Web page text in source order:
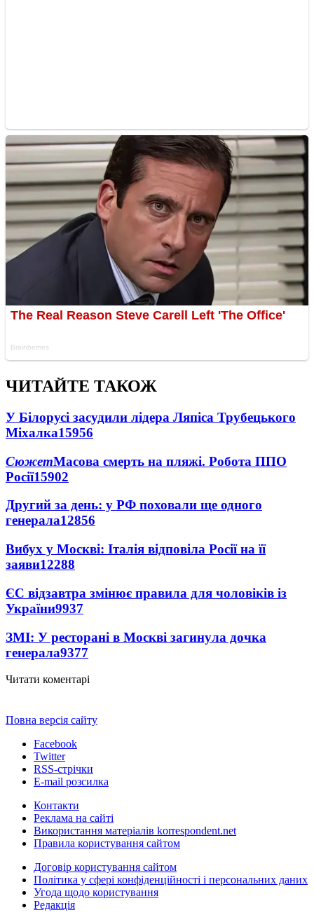
ЧИТАЙТЕ ТАКОЖ
У Білорусі засудили лідера Ляпіса Трубецького
Міхалка15956
СюжетМасова смерть на пляжі. Робота ППО
Росії15902
Другий за день: у РФ поховали ще одного
генерала12856
Вибух у Москві: Італія відповіла Росії на її
заяви12288
ЄС відзавтра змінює правила для чоловіків із
України9937
ЗМІ: У ресторані в Москві загинула дочка
генерала9377
Читати коментарі
Повна версія сайту
Facebook
Twitter
RSS-стрічки
E-mail розсилка
Контакти
Реклама на сайті
Використання матеріалів korrespondent.net
Правила користування сайтом
Договір користування сайтом
Політика у сфері конфіденційності і персональних даних
Угода щодо користування
Редакція